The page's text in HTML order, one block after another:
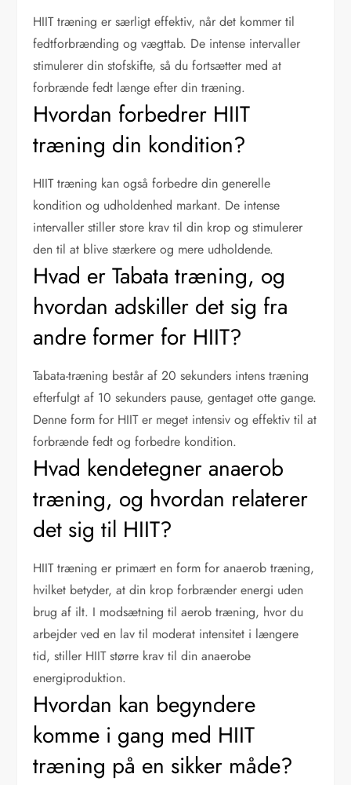
HIIT træning er særligt effektiv, når det kommer til
fedtforbrænding og vægttab. De intense intervaller
stimulerer din stofskifte, så du fortsætter med at
forbrænde fedt længe efter din træning.
Hvordan forbedrer HIIT
træning din kondition?
HIIT træning kan også forbedre din generelle
kondition og udholdenhed markant. De intense
intervaller stiller store krav til din krop og stimulerer
den til at blive stærkere og mere udholdende.
Hvad er Tabata træning, og
hvordan adskiller det sig fra
andre former for HIIT?
Tabata-træning består af 20 sekunders intens træning
efterfulgt af 10 sekunders pause, gentaget otte gange.
Denne form for HIIT er meget intensiv og effektiv til at
forbrænde fedt og forbedre kondition.
Hvad kendetegner anaerob
træning, og hvordan relaterer
det sig til HIIT?
HIIT træning er primært en form for anaerob træning,
hvilket betyder, at din krop forbrænder energi uden
brug af ilt. I modsætning til aerob træning, hvor du
arbejder ved en lav til moderat intensitet i længere
tid, stiller HIIT større krav til din anaerobe
energiproduktion.
Hvordan kan begyndere
komme i gang med HIIT
træning på en sikker måde?